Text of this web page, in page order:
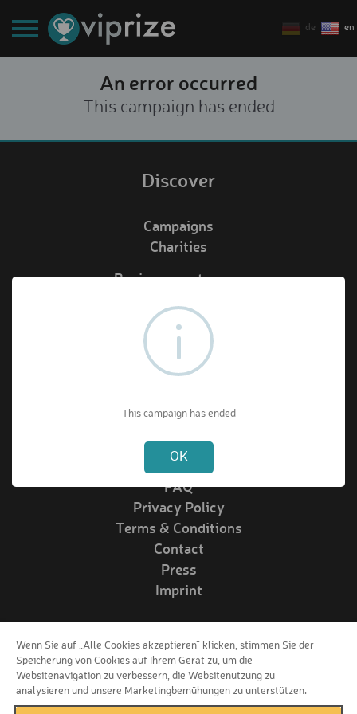
de en
An error occurred
This campaign has ended
Discover
Campaigns
Charities
Business customers
en
About us
How it works
FAQ
Privacy Policy
Terms & Conditions
Contact
Press
Imprint
Follow us!
This campaign has ended
OK
Wenn Sie auf „Alle Cookies akzeptieren“ klicken, stimmen Sie der
Speicherung von Cookies auf Ihrem Gerät zu, um die
Websitenavigation zu verbessern, die Websitenutzung zu
analysieren und unsere Marketingbemühungen zu unterstützen.